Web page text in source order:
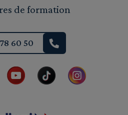
de formation
60 50